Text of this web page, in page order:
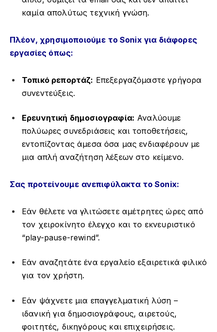
καμία απολύτως τεχνική γνώση.
Πλέον, χρησιμοποιούμε το Sonix για διάφορες
εργασίες όπως:
Τοπικό ρεπορτάζ: Επεξεργαζόμαστε γρήγορα
συνεντεύξεις.
Ερευνητική δημοσιογραφία: Αναλύουμε
πολύωρες συνεδριάσεις και τοποθετήσεις,
εντοπίζοντας άμεσα όσα μας ενδιαφέρουν με
μια απλή αναζήτηση λέξεων στο κείμενο.
Σας προτείνουμε ανεπιφύλακτα το Sonix:
Εάν θέλετε να γλιτώσετε αμέτρητες ώρες από
τον χειροκίνητο έλεγχο και το εκνευριστικό
“play-pause-rewind”.
Εάν αναζητάτε ένα εργαλείο εξαιρετικά φιλικό
για τον χρήστη.
Εάν ψάχνετε μια επαγγελματική λύση –
ιδανική για δημοσιογράφους, αιρετούς,
φοιτητές, δικηγόρους και επιχειρήσεις.